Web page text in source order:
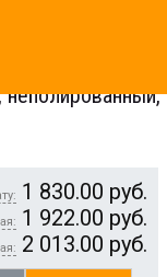
1 830.00 руб.
1 922.00 руб.
2 013.00 руб.